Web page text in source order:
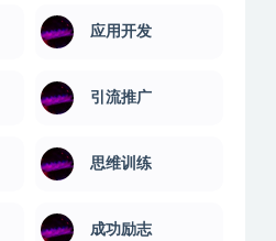
应用开发
引流推广
思维训练
成功励志